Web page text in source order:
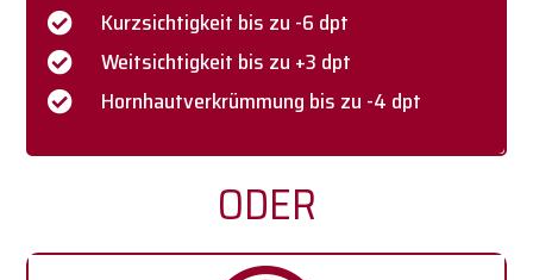
Kurzsichtigkeit bis zu -6 dpt
Weitsichtigkeit bis zu +3 dpt
Hornhautverkrümmung bis zu -4 dpt
ODER